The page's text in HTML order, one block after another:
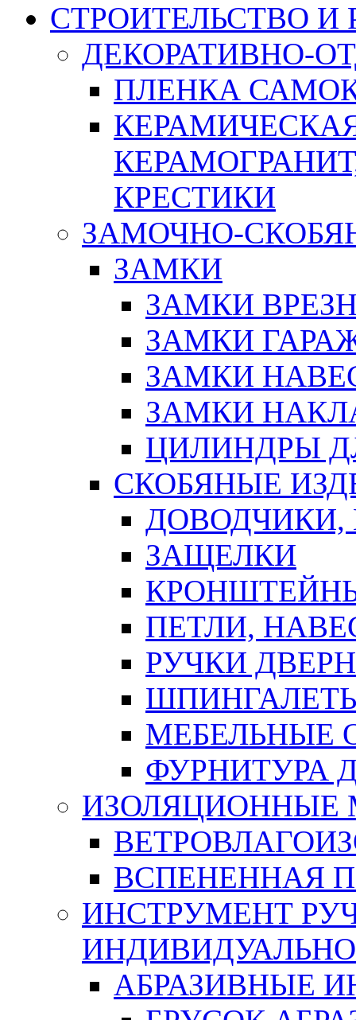
СТРОИТЕЛЬСТВО И
ДЕКОРАТИВНО-
ПЛЕНКА
КРЕСТИКИ
ЗАМОЧНО-
ЗАМКИ
ЗАМКИ
ЗАМКИ
ЗАМКИ
ЗАМКИ
ЦИЛИНДРЫ
СКОБЯНЫЕ
ЗАЩЕЛКИ
ПЕТЛИ,
РУЧКИ
МЕБЕЛЬНЫЕ
ФУРНИТУРА
ИЗОЛЯЦИОННЫЕ
ВСПЕНЕННАЯ
ИНСТРУМЕНТ
АБРАЗИВНЫЕ